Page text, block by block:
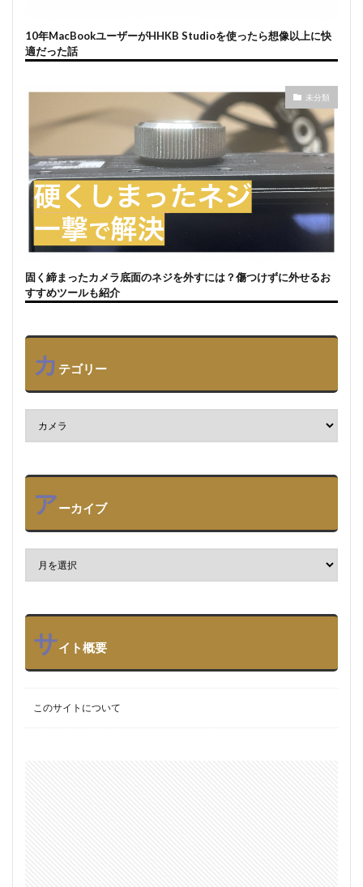
10年MacBookユーザーがHHKB Studioを使ったら想像以上に快
適だった話
未分類
固く締まったカメラ底面のネジを外すには？傷つけずに外せるお
すすめツールも紹介
カ テゴリー
アーカイブ
サイト概要
このサイトについて